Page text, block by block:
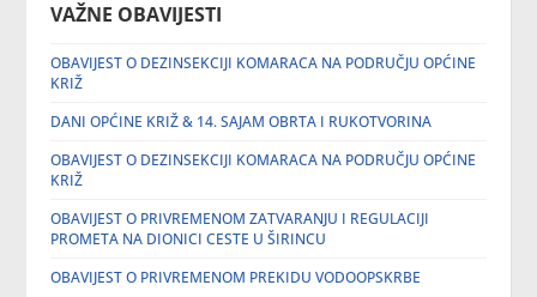
VAŽNE OBAVIJESTI
OBAVIJEST O DEZINSEKCIJI KOMARACA NA PODRUČJU OPĆINE
KRIŽ
DANI OPĆINE KRIŽ & 14. SAJAM OBRTA I RUKOTVORINA
OBAVIJEST O DEZINSEKCIJI KOMARACA NA PODRUČJU OPĆINE
KRIŽ
OBAVIJEST O PRIVREMENOM ZATVARANJU I REGULACIJI
PROMETA NA DIONICI CESTE U ŠIRINCU
OBAVIJEST O PRIVREMENOM PREKIDU VODOOPSKRBE